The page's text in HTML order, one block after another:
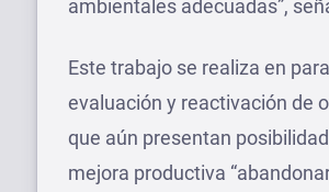
ambientales adecuadas”,
Este trabajo se realiza en
evaluación y reactivación de
que aún presentan
mejora productiva